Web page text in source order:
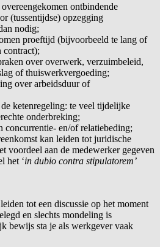
ontbindende
(tussentijdse) opzegging
nodig;
proeftijd (bijvoorbeeld te lang of
contract);
over overwerk, verzuimbeleid,
of thuiswerkvergoeding;
over arbeidsduur of
ketenregeling: te veel tijdelijke
onderbreking;
concurrentie- en/of relatiebeding;
kan leiden tot juridische
voordeel aan de medewerker gegeven
het ‘in dubio contra stipulatorem’
tot een discussie op het moment
en slechts mondeling is
bewijs sta je als werkgever vaak